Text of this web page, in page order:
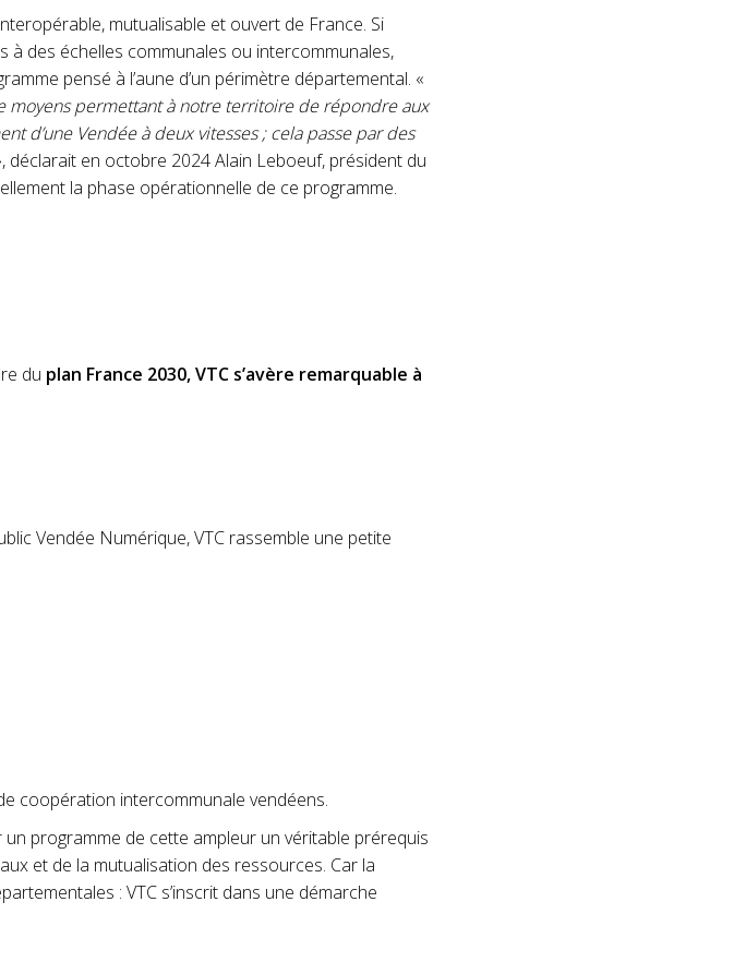
mutualisable et ouvert de France. Si
des échelles communales ou intercommunales,
pensé à l’aune d’un périmètre départemental. «
moyens permettant à notre territoire de répondre aux
d’une Vendée à deux vitesses ; cela passe par des
déclarait en octobre 2024 Alain Leboeuf, président du
la phase opérationnelle de ce programme.
du plan France 2030, VTC s’avère remarquable à
Vendée Numérique, VTC rassemble une petite
coopération intercommunale vendéens.
programme de cette ampleur un véritable prérequis
et de la mutualisation des ressources. Car la
: VTC s’inscrit dans une démarche